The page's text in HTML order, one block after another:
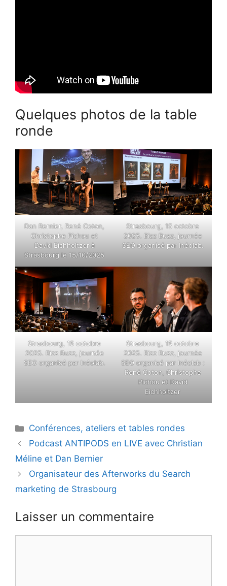
Quelques photos de la table
ronde
Dan Bernier, René Coton,
Christophe Pichou et
David Eichholtzer à
Strasbourg le 15/10/2025
Strasbourg, 15 octobre
2025. Bizz Buzz, journée
SEO organisé par Inéolab.
Strasbourg, 15 octobre
2025. Bizz Buzz, journée
SEO organisé par Inéolab.
Strasbourg, 15 octobre
2025. Bizz Buzz, journée
SEO organisé par Inéolab :
René Coton, Christophe
Pichou et David
Eichholtzer
Catégories
Conférences, ateliers et tables rondes
Podcast ANTIPODS en LIVE avec Christian
Méline et Dan Bernier
Organisateur des Afterworks du Search
marketing de Strasbourg
Laisser un commentaire